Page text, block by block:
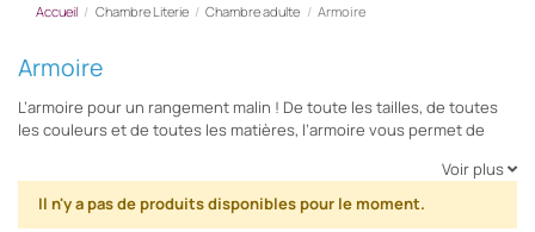
Accueil Chambre Literie Chambre adulte Armoire
Armoire
L’armoire pour un rangement malin ! De toute les tailles, de toutes
les couleurs et de toutes les matières, l’armoire vous permet de
espace réduit mais pratique et organisé. Habitat et Jardin.com vous
propose de nombreuses armoires pour satisfaire vos attentes :
armoire classique, armoire en métal ou armoire en métal et armoire
Voir plus
Il n'y a pas de produits disponibles pour le moment.